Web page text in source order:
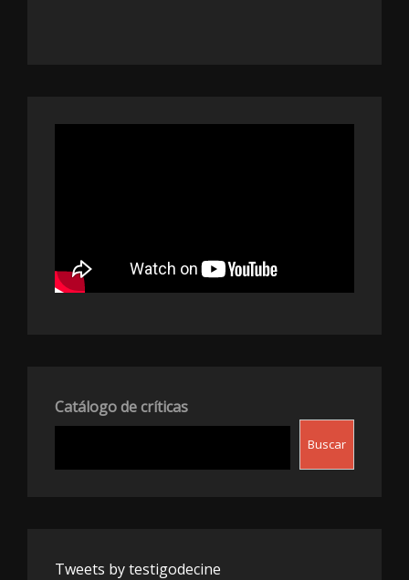
Catálogo de críticas
Buscar
Tweets by testigodecine